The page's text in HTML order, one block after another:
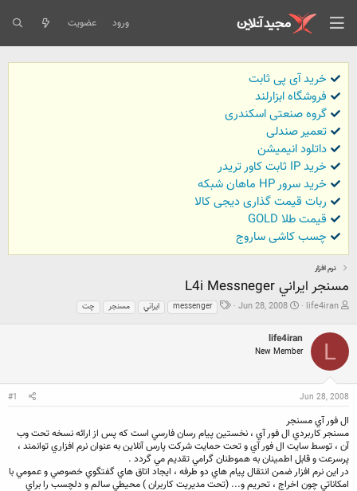
ورود عضویت
خرید آی پی ثابت
فروشگاه ابزارلند
گروه صنعتی اسکندری
تعمیر صندلی
داتلود انیمیشن
خرید IP ثابت کاور تریدر
خرید سرور HP ماهان شبکه
ربات قیمت گذاری دیجی کالا
قیمت طلا GOLD
چسب کاشی ساروج
نرم افزار
مسنجر ايراني L4i Messneger
ش
ن
ه
م
و
ض
و
ع
life4iran
ت
ی
خ
Jun 28, 2008
ب messenger ایراني مسنجر چت
L
life4iran
New Member
Jun 28, 2008
#1
ال فور آي مسنجر
مسنجر کاربردي ال فور آي ، نخستين پيام رسان فارسي است که پس از ارائه نسخه تحت وب
آن ، توسط سايت ال فور آي و تحت حمايت شرکت پارس آنلاين به عنوان نرم افزاري توانمند ،
پرسرعت و قابل اطمينان به هموطنان گرامي تقديم مي گردد .
در اين نرم افزار ضمن انتقال پيام هاي دو طرفه ، ايجاد اتاق هاي گفتگوي خصوصي و عمومي با
امکاناتي چون اخراج ، تحريم و... (تحت مديريت کاربران ) محيطي سالم و دلچسب را براي